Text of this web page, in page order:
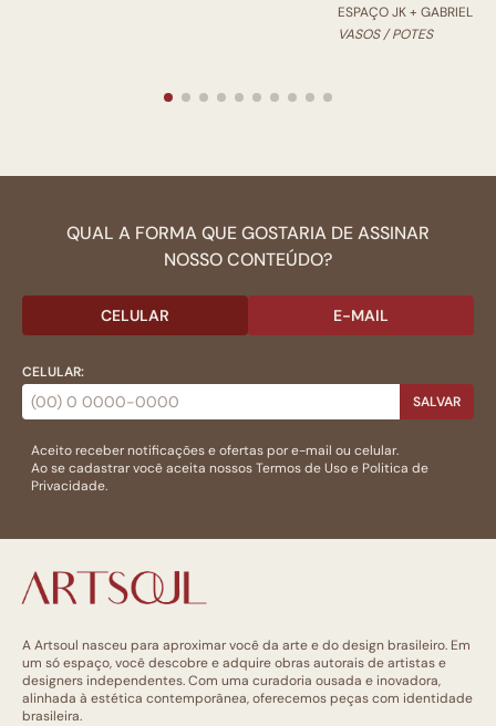
ESPAÇO JK + GABRIEL
VASOS / POTES
QUAL A FORMA QUE GOSTARIA DE ASSINAR
NOSSO CONTEÚDO?
CELULAR E-MAIL
CELULAR:
SALVAR
Aceito receber notificações e ofertas por e-mail ou celular.
Ao se cadastrar você aceita nossosTermos de Usoe Politica de
Privacidade.
A Artsoul nasceu para aproximar você da arte e do design brasileiro. Em
um só espaço, você descobre e adquire obras autorais de artistas e
designers independentes. Com uma curadoria ousada e inovadora,
alinhada à estética contemporânea, oferecemos peças com identidade
brasileira.